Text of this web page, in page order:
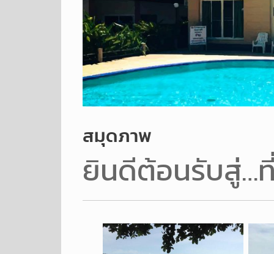
สมุดภาพ
ยินดีต้อนรับสู่…